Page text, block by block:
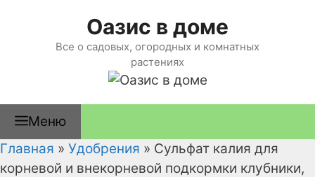
содержимому
Оазис в доме
Все о садовых, огородных и комнатных
растениях
Меню
Главная » Удобрения » Сульфат калия для
корневой и внекорневой подкормки клубники,